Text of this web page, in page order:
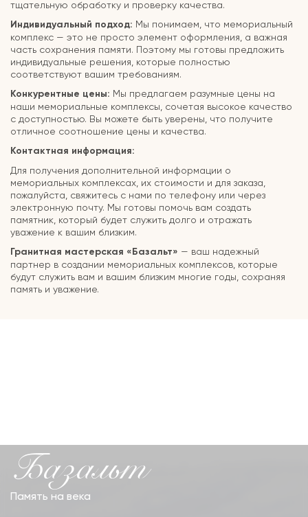
тщательную обработку и проверку качества.
Индивидуальный подход: Мы понимаем, что мемориальный
комплекс — это не просто элемент оформления, а важная
часть сохранения памяти. Поэтому мы готовы предложить
индивидуальные решения, которые полностью
соответствуют вашим требованиям.
Конкурентные цены: Мы предлагаем разумные цены на
наши мемориальные комплексы, сочетая высокое качество
с доступностью. Вы можете быть уверены, что получите
отличное соотношение цены и качества.
Контактная информация:
Для получения дополнительной информации о
мемориальных комплексах, их стоимости и для заказа,
пожалуйста, свяжитесь с нами по телефону или через
электронную почту. Мы готовы помочь вам создать
памятник, который будет служить долго и отражать
уважение к вашим близким.
Гранитная мастерская «Базальт» — ваш надежный
партнер в создании мемориальных комплексов, которые
будут служить вам и вашим близким многие годы, сохраняя
память и уважение.
Базальт
Память на века